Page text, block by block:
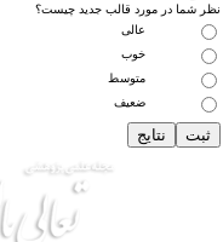
شما در مورد قالب جدید چیست؟
عالی
خوب
متوسط
ضعیف